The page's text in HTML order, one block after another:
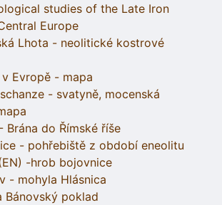
studies of the Late Iron
Europe
Lhota - neolitické kostrové
Evropě - mapa
- svatyně, mocenská
Brána do Římské říše
- pohřebiště z období eneolitu
-hrob bojovnice
- mohyla Hlásnica
Bánovský poklad